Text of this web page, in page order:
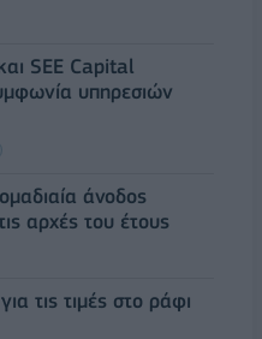
SEE Capital
υπηρεσιών
άνοδος
αρχές του έτους
τις τιμές στο ράφι